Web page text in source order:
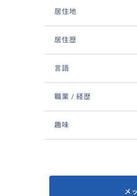
居住地
居住歴
言語
職業 / 経歴
趣味
メ